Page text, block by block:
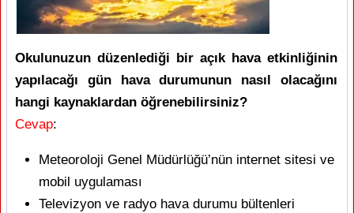
Okulunuzun düzenlediği bir açık hava etkinliğinin
yapılacağı gün hava durumunun nasıl olacağını
hangi kaynaklardan öğrenebilirsiniz?
Cevap:
Meteoroloji Genel Müdürlüğü’nün internet sitesi ve
mobil uygulaması
Televizyon ve radyo hava durumu bültenleri